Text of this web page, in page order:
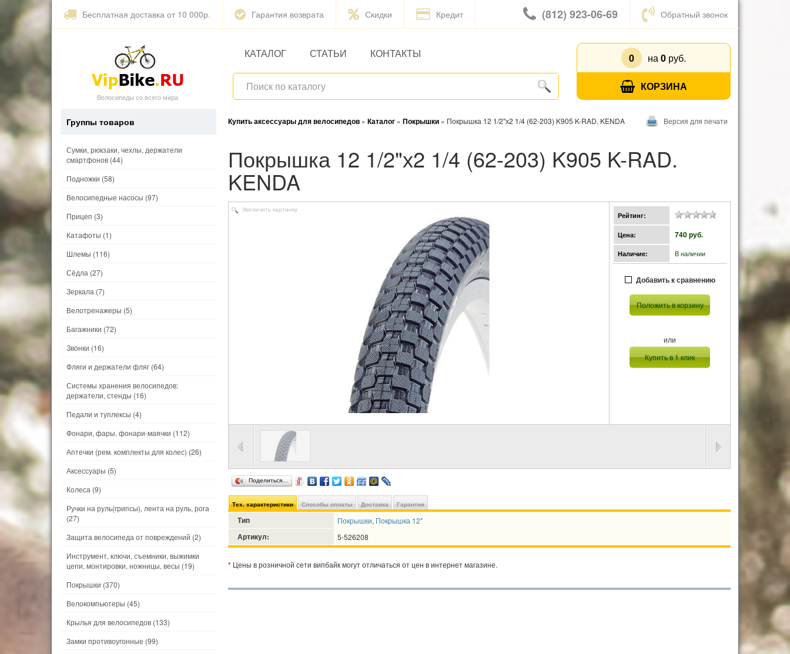
Бесплатная доставка от 10 000р. Гарантия возврата Скидки Кредит (812) 923-06-69 Обратный звонок
Велосипеды со всего мира
КАТАЛОГ СТАТЬИ КОНТАКТЫ 0 на 0руб.
КОРЗИНА
Купить аксессуары для велосипедов » Каталог » Покрышки » Покрышка 12 1/2"х2 1/4 (62-203) K905 K-RAD. KENDA Версия для печати
Покрышка 12 1/2"х2 1/4 (62-203) K905 K-RAD.
KENDA
Увеличить картинку
Рейтинг:
Цена: 740 pуб.
Наличие: В наличии
Добавить к сравнению
Положить в корзину
или
Купить в 1 клик
Поделиться…
Тех. характеристики Способы оплаты Доставка Гарантия
Тип Покрышки, Покрышка 12"
Артикул: 5-526208
* Цены в розничной сети випбайк могут отличаться от цен в интернет магазине.
Группы товаров
Сумки, рюкзаки, чехлы, держатели
смартфонов (44)
Подножки (58)
Велосипедные насосы (97)
Прицеп (3)
Катафоты (1)
Шлемы (116)
Сёдла (27)
Зеркала (7)
Велотренажеры (5)
Багажники (72)
Звонки (16)
Фляги и держатели фляг (64)
Системы хранения велосипедов:
держатели, стенды (16)
Педали и туплексы (4)
Фонари, фары, фонари-маячки (112)
Аптечки (рем. комплекты для колес) (26)
Аксессуары (5)
Колеса (9)
Ручки на руль(грипсы), лента на руль, рога
(27)
Защита велосипеда от повреждений (2)
Инструмент, ключи, съемники, выжимки
цепи, монтировки, ножницы, весы (19)
Покрышки (370)
Велокомпьютеры (45)
Крылья для велосипедов (133)
Замки противоугонные (99)